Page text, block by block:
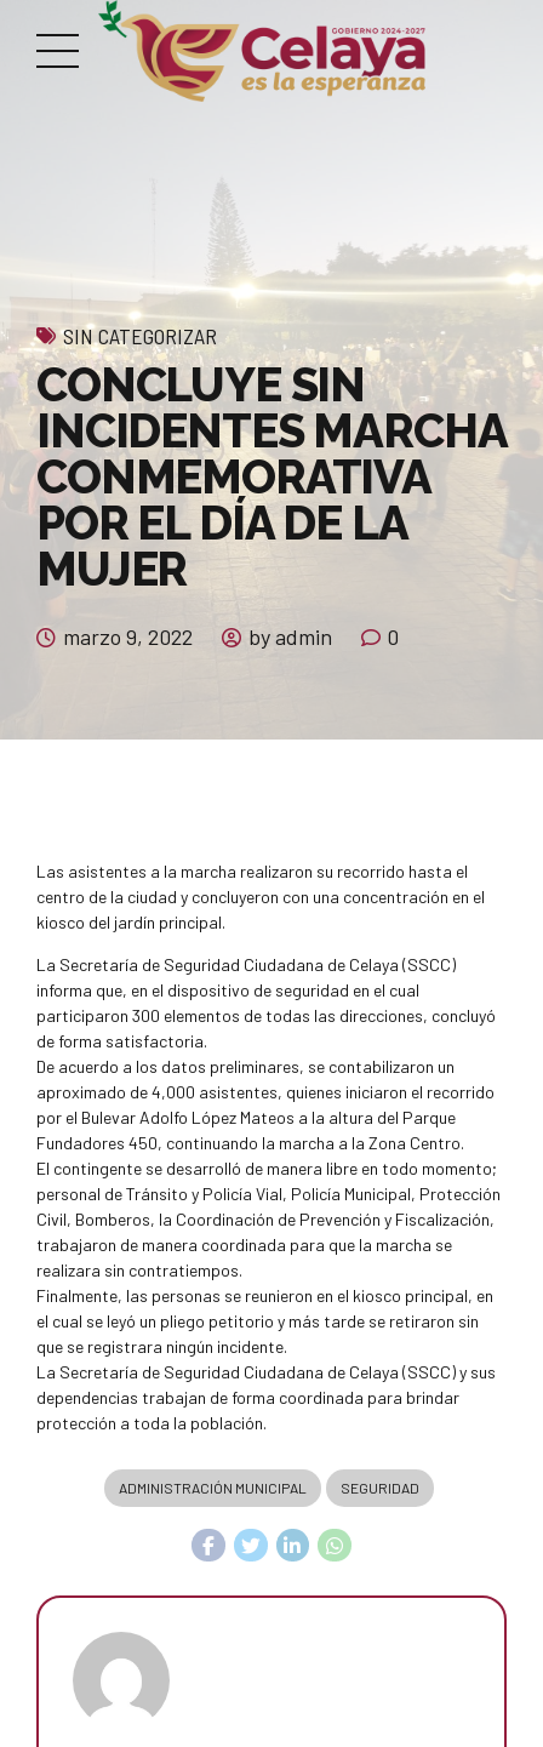
SIN CATEGORIZAR
CONCLUYE SIN
INCIDENTES MARCHA
CONMEMORATIVA
POR EL DÍA DE LA
MUJER
marzo 9, 2022 by admin 0
Las asistentes a la marcha realizaron su recorrido hasta el
centro de la ciudad y concluyeron con una concentración en el
kiosco del jardín principal.
La Secretaría de Seguridad Ciudadana de Celaya (SSCC)
informa que, en el dispositivo de seguridad en el cual
participaron 300 elementos de todas las direcciones, concluyó
de forma satisfactoria.
De acuerdo a los datos preliminares, se contabilizaron un
aproximado de 4,000 asistentes, quienes iniciaron el recorrido
por el Bulevar Adolfo López Mateos a la altura del Parque
Fundadores 450, continuando la marcha a la Zona Centro.
El contingente se desarrolló de manera libre en todo momento;
personal de Tránsito y Policía Vial, Policía Municipal, Protección
Civil, Bomberos, la Coordinación de Prevención y Fiscalización,
trabajaron de manera coordinada para que la marcha se
realizara sin contratiempos.
Finalmente, las personas se reunieron en el kiosco principal, en
el cual se leyó un pliego petitorio y más tarde se retiraron sin
que se registrara ningún incidente.
La Secretaría de Seguridad Ciudadana de Celaya (SSCC) y sus
dependencias trabajan de forma coordinada para brindar
protección a toda la población.
ADMINISTRACIÓN MUNICIPAL SEGURIDAD